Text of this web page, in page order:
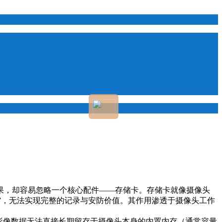
，却容易忽略一个核心配件——存储卡。存储卡就像摄像头
无法实现完整的记录与安防价值。其作用渗透于摄像头工作